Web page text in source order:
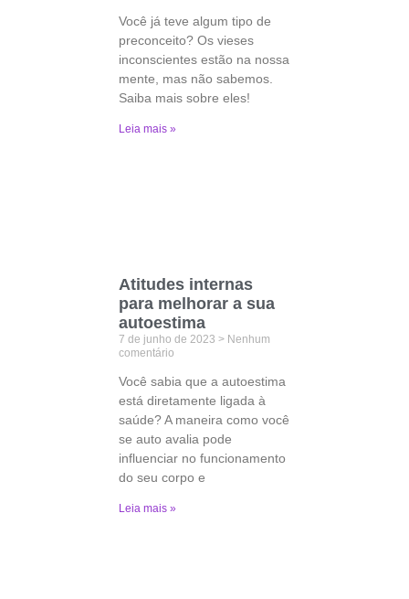
Você já teve algum tipo de
preconceito? Os vieses
inconscientes estão na nossa
mente, mas não sabemos.
Saiba mais sobre eles!
Leia mais »
Atitudes internas
para melhorar a sua
autoestima
7 de junho de 2023
Nenhum
comentário
Você sabia que a autoestima
está diretamente ligada à
saúde? A maneira como você
se auto avalia pode
influenciar no funcionamento
do seu corpo e
Leia mais »